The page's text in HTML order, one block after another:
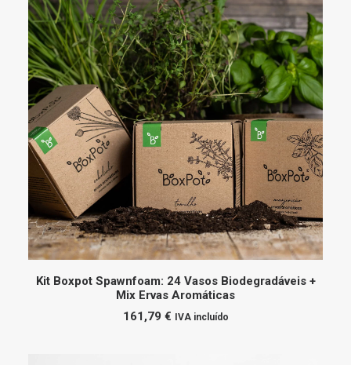
ADICIONAR
Kit Boxpot Spawnfoam: 24 Vasos Biodegradáveis +
Mix Ervas Aromáticas
161,79 € IVA incluído